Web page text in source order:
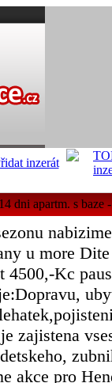
dni apartm. s baze-
u more
4500,-Kc
zajistena
akce pro